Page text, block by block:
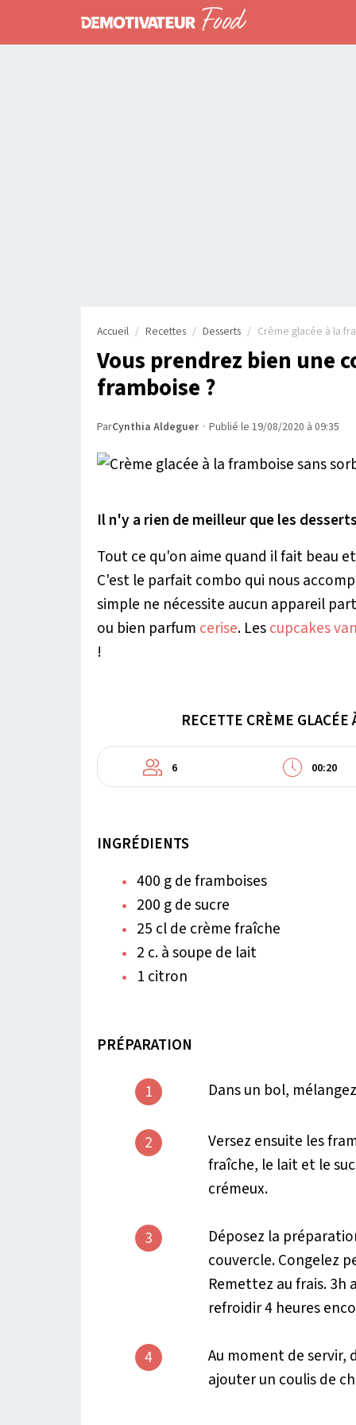
Accueil Recettes Desserts Crème glacée à la
Vous prendrez bien une
framboise ?
ParCynthia Aldeguer · Publié le 19/08/2020 à 09:35
Il n'y a rien de meilleur que les
Tout ce qu'on aime quand il fait beau
C'est le parfait combo qui nous
simple ne nécessite aucun appareil
ou bien parfum cerise. Lescupcakes
!
RECETTE CRÈME
6 00:20
INGRÉDIENTS
400 g de framboises
200 g de sucre
25 cl de crème fraîche
2 c. à soupe de lait
1 citron
PRÉPARATION
1 Dans un bol,
2
Versez ensuite les
fraîche, le lait et le
crémeux.
3
Déposez la
couvercle. Congelez
Remettez au frais. 3h
refroidir 4 heures
4
Au moment de servir,
ajouter un coulis de